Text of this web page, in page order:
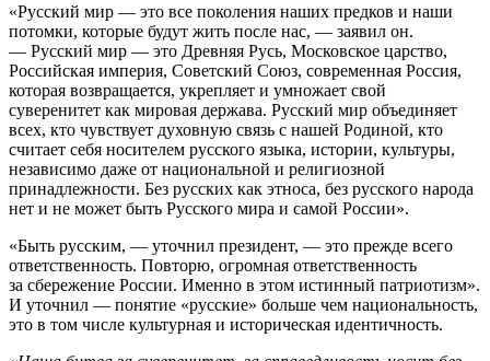
«Русский мир — это все поколения наших предков и наши
потомки, которые будут жить после нас, — заявил он.
— Русский мир — это Древняя Русь, Московское царство,
Российская империя, Советский Союз, современная Россия,
которая возвращается, укрепляет и умножает свой
суверенитет как мировая держава. Русский мир объединяет
всех, кто чувствует духовную связь с нашей Родиной, кто
считает себя носителем русского языка, истории, культуры,
независимо даже от национальной и религиозной
принадлежности. Без русских как этноса, без русского народа
нет и не может быть Русского мира и самой России».
«Быть русским, — уточнил президент, — это прежде всего
ответственность. Повторю, огромная ответственность
за сбережение России. Именно в этом истинный патриотизм».
И уточнил — понятие «русские» больше чем национальность,
это в том числе культурная и историческая идентичность.